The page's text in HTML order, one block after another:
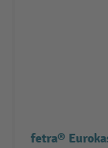
fetra®